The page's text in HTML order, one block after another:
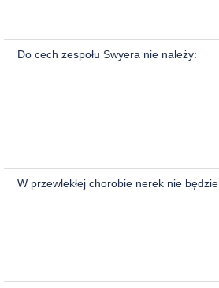
Do cech zespołu Swyera nie należy:
W przewlekłej chorobie nerek nie będzie